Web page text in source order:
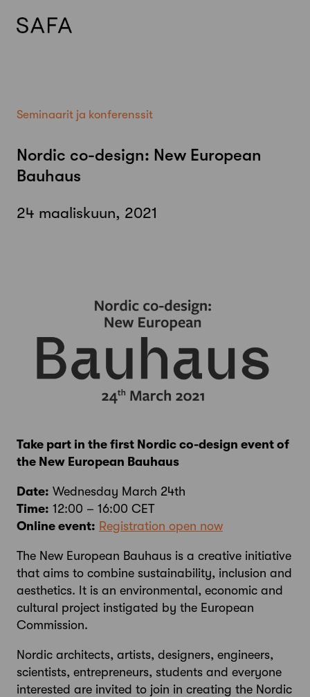
Seminaarit ja konferenssit
Nordic co-design: New European
Bauhaus
24 maaliskuun, 2021
Take part in the first Nordic co-design event of
the New European Bauhaus
Date: Wednesday March 24th
Time: 12:00 – 16:00 CET
Online event: Registration open now
The New European Bauhaus is a creative initiative
that aims to combine sustainability, inclusion and
aesthetics. It is an environmental, economic and
cultural project instigated by the European
Commission.
Nordic architects, artists, designers, engineers,
scientists, entrepreneurs, students and everyone
interested are invited to join in creating the Nordic